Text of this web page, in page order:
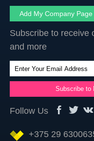
Add My Company Page
Subscribe to receive
and more
Follow Us
+375 29